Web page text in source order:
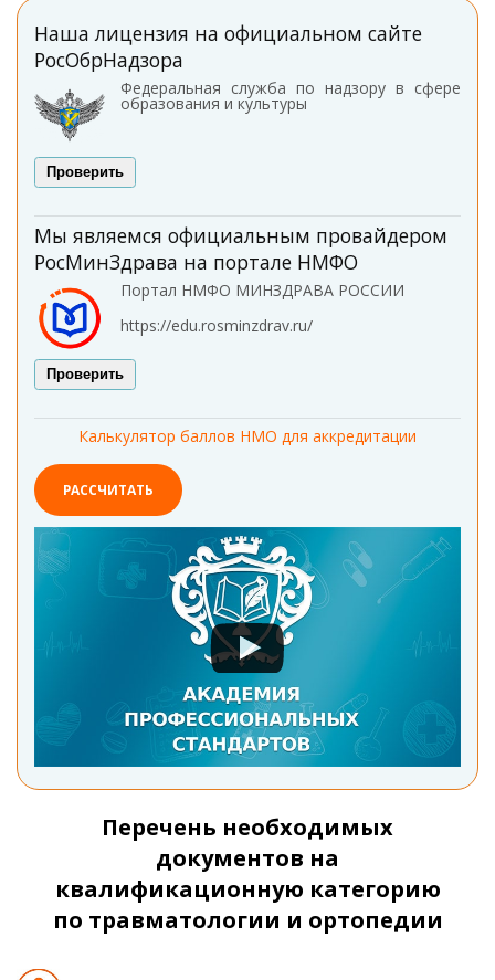
Наша лицензия на официальном сайте
РосОбрНадзора
Федеральная служба по надзору в сфере
образования и культуры
Проверить
Мы являемся официальным провайдером
РосМинЗдрава на портале НМФО
Портал НМФО МИНЗДРАВА РОССИИ
https://edu.rosminzdrav.ru/
Проверить
Калькулятор баллов НМО для аккредитации
РАССЧИТАТЬ
Перечень необходимых
документов на
квалификационную категорию
по травматологии и ортопедии